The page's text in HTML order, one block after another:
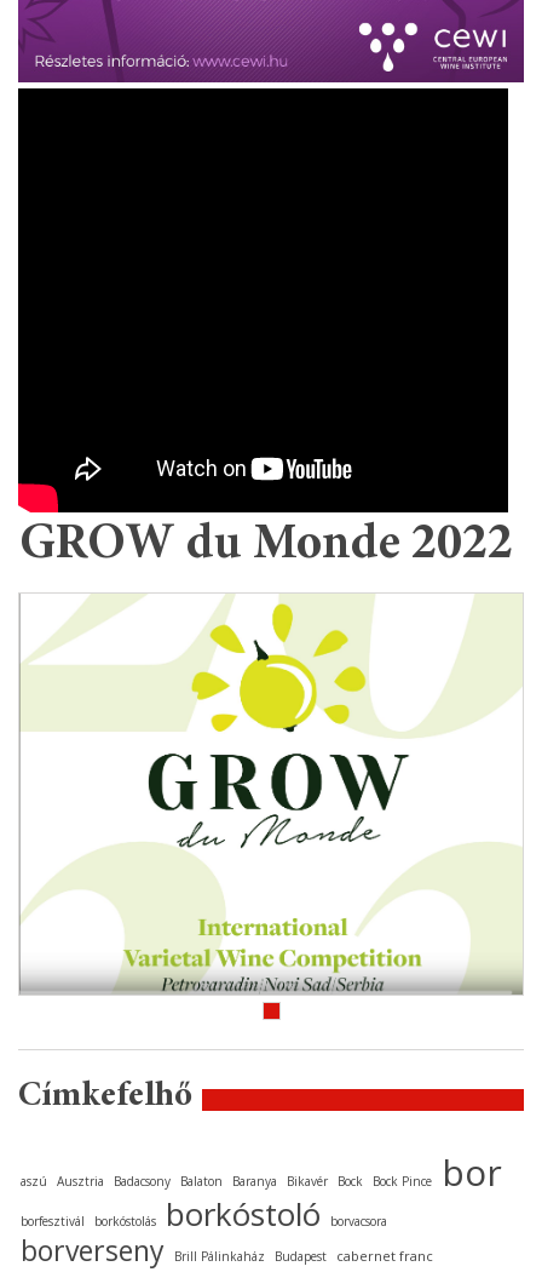
GROW du Monde 2022
Címkefelhő
aszú Ausztria Badacsony Balaton Baranya Bikavér Bock Bock Pince bor
borfesztivál borkóstolás borkóstoló borvacsora
borverseny Brill Pálinkaház Budapest cabernet franc